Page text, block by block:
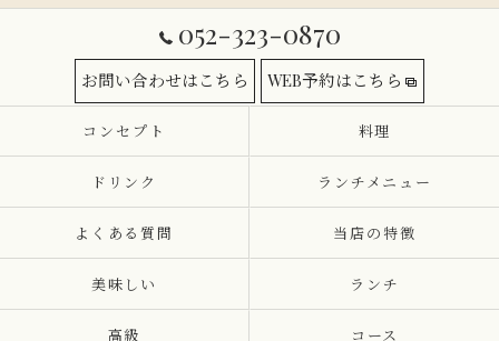
052-323-0870
お問い合わせはこちら WEB予約はこちら
コンセプト 料理
ドリンク ランチメニュー
よくある質問 当店の特徴
美味しい ランチ
高級 コース